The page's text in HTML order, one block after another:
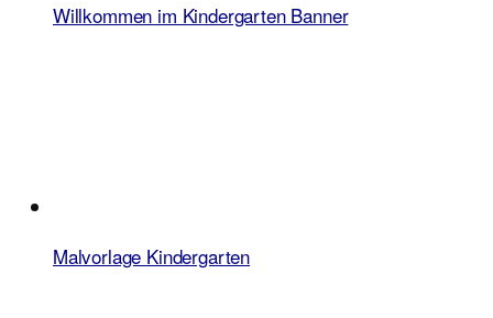
Willkommen im Kindergarten Banner
Malvorlage Kindergarten